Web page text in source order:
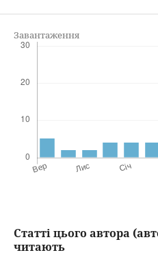
Завантаження
Статті цього автора
читають